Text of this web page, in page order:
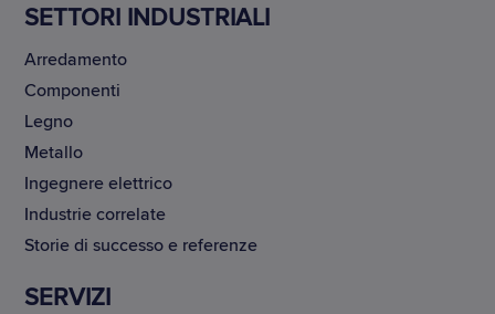
SETTORI INDUSTRIALI
Arredamento
Componenti
Legno
Metallo
Ingegnere elettrico
Industrie correlate
Storie di successo e referenze
SERVIZI